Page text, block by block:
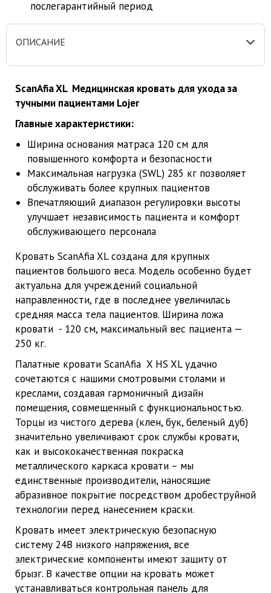
послегарантийный период
ОПИСАНИЕ
ScanAfia XL Медицинская кровать для ухода за
тучными пациентами Lojer
Главные характеристики:
Ширина основания матраса 120 см для
повышенного комфорта и безопасности
Максимальная нагрузка (SWL) 285 кг позволяет
обслуживать более крупных пациентов
Впечатляющий диапазон регулировки высоты
улучшает независимость пациента и комфорт
обслуживающего персонала
Кровать ScanAfia XL создана для крупных
пациентов большого веса. Модель особенно будет
актуальна для учреждений социальной
направленности, где в последнее увеличилась
средняя масса тела пациентов. Ширина ложа
кровати - 120 см, максимальный вес пациента —
250 кг.
Палатные кровати ScanAfia X HS XL удачно
сочетаются с нашими смотровыми столами и
креслами, создавая гармоничный дизайн
помещения, совмещенный с функциональностью.
Торцы из чистого дерева (клен, бук, беленый дуб)
значительно увеличивают срок службы кровати,
как и высококачественная покраска
металлического каркаса кровати – мы
единственные производители, наносящие
абразивное покрытие посредством дробеструйной
технологии перед нанесением краски.
Кровать имеет электрическую безопасную
систему 24В низкого напряжения, все
электрические компоненты имеют защиту от
брызг. В качестве опции на кровать может
устанавливаться контрольная панель для